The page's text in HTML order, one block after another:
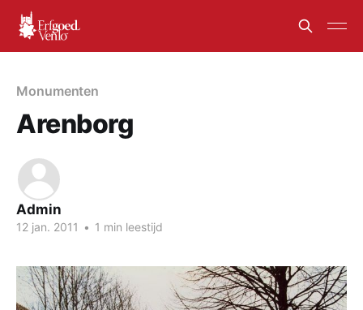
Monumenten
Arenborg
Admin
12 jan. 2011 • 1 min leestijd